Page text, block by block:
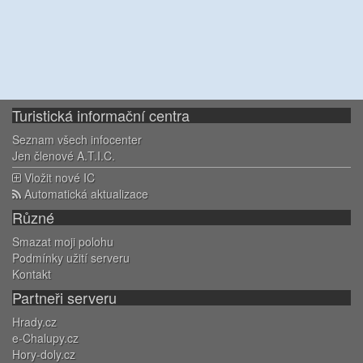
Turistická informační centra
Seznam všech infocenter
Jen členové A.T.I.C.
Vložit nové IC
Automatická aktualizace
Různé
Smazat moji polohu
Podmínky užití serveru
Kontakt
Partneři serveru
Hrady.cz
e-Chalupy.cz
Hory-doly.cz